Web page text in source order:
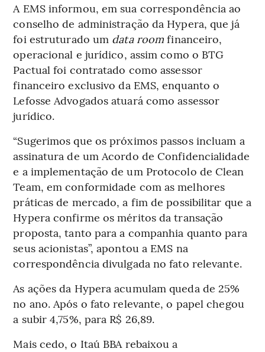
A EMS informou, em sua correspondência ao
conselho de administração da Hypera, que já
foi estruturado um data room financeiro,
operacional e jurídico, assim como o BTG
Pactual foi contratado como assessor
financeiro exclusivo da EMS, enquanto o
Lefosse Advogados atuará como assessor
jurídico.
“Sugerimos que os próximos passos incluam a
assinatura de um Acordo de Confidencialidade
e a implementação de um Protocolo de Clean
Team, em conformidade com as melhores
práticas de mercado, a fim de possibilitar que a
Hypera confirme os méritos da transação
proposta, tanto para a companhia quanto para
seus acionistas”, apontou a EMS na
correspondência divulgada no fato relevante.
As ações da Hypera acumulam queda de 25%
no ano. Após o fato relevante, o papel chegou
a subir 4,75%, para R$ 26,89.
Mais cedo, o Itaú BBA rebaixou a